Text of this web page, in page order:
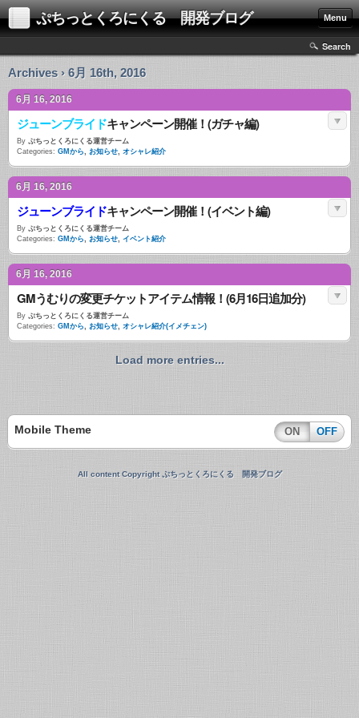
ぷちっとくろにくる 開発ブログ Menu
Search
Archives › 6月 16th, 2016
6月 16, 2016
ジューンブライドキャンペーン開催！(ガチャ編)
By ぷちっとくろにくる運営チーム
Categories: GMから, お知らせ, オシャレ紹介
6月 16, 2016
ジューンブライドキャンペーン開催！(イベント編)
By ぷちっとくろにくる運営チーム
Categories: GMから, お知らせ, イベント紹介
6月 16, 2016
GMうむりの変更チケットアイテム情報！(6月16日追加分)
By ぷちっとくろにくる運営チーム
Categories: GMから, お知らせ, オシャレ紹介(イメチェン)
Load more entries...
Mobile Theme ON OFF
All content Copyright ぷちっとくろにくる 開発ブログ